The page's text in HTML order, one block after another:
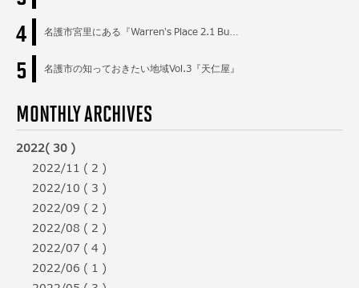
4 名護市宮里にある『Warren’s Place 2.1 Bu…
5 名護市の知っておきたい地域Vol.3『天仁屋』
MONTHLY ARCHIVES
2022( 30 )
2022/11 ( 2 )
2022/10 ( 3 )
2022/09 ( 2 )
2022/08 ( 2 )
2022/07 ( 4 )
2022/06 ( 1 )